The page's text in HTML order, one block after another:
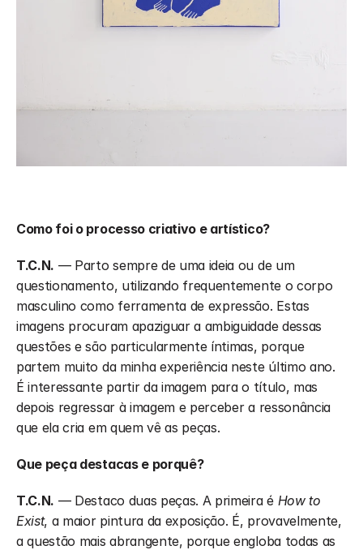
Como foi o processo criativo e artístico?
T.C.N. — Parto sempre de uma ideia ou de um
questionamento, utilizando frequentemente o corpo
masculino como ferramenta de expressão. Estas
imagens procuram apaziguar a ambiguidade dessas
questões e são particularmente íntimas, porque
partem muito da minha experiência neste último ano.
É interessante partir da imagem para o título, mas
depois regressar à imagem e perceber a ressonância
que ela cria em quem vê as peças.
Que peça destacas e porquê?
T.C.N. — Destaco duas peças. A primeira é How to
Exist, a maior pintura da exposição. É, provavelmente,
a questão mais abrangente, porque engloba todas as